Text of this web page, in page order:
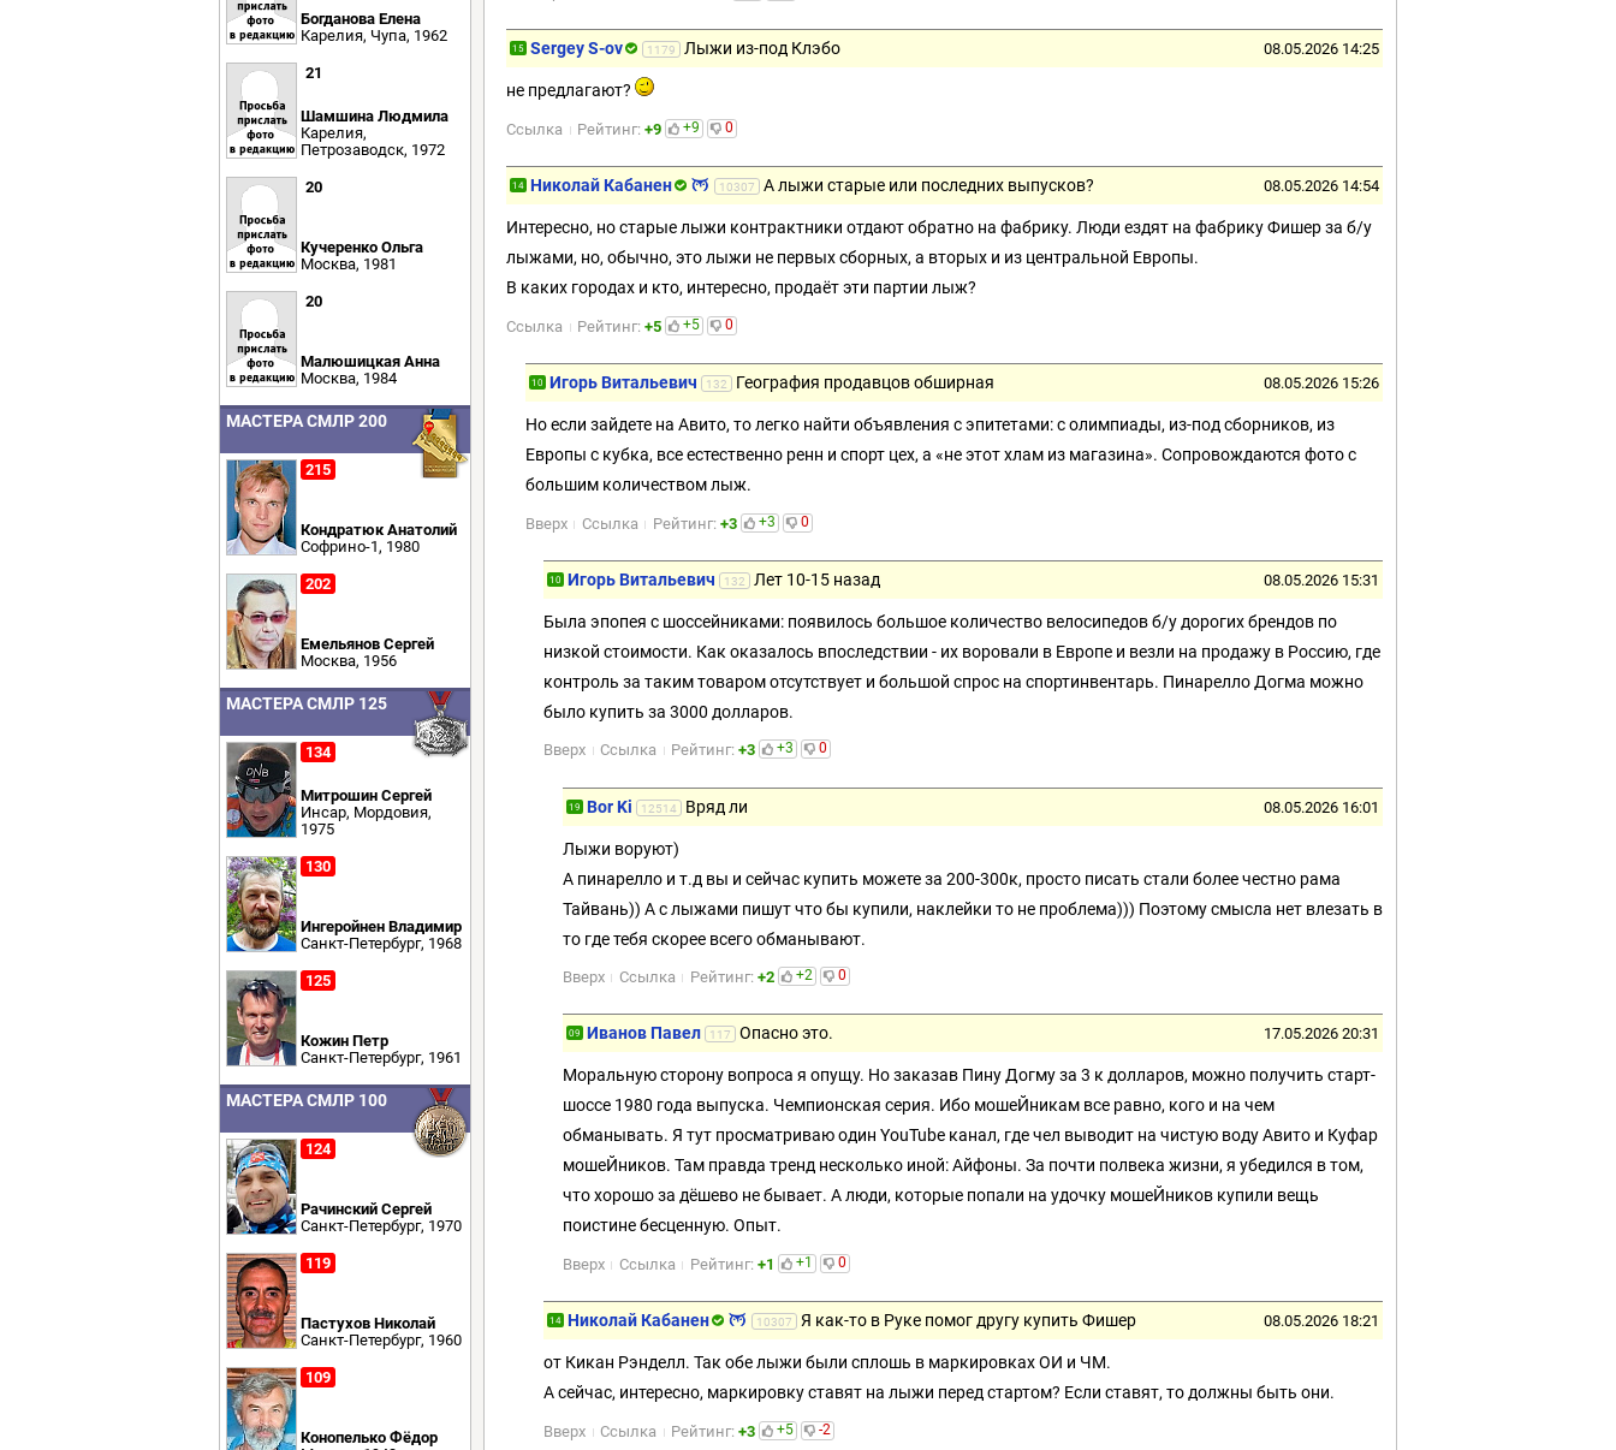
Богданова Елена
Карелия, Чупа, 1962
21
Шамшина Людмила
Карелия,
Петрозаводск, 1972
20
Кучеренко Ольга
Москва, 1981
20
Малюшицкая Анна
Москва, 1984
МАСТЕРА СМЛР 200
215
Кондратюк Анатолий
Софрино-1, 1980
202
Емельянов Сергей
Москва, 1956
МАСТЕРА СМЛР 125
134
Митрошин Сергей
Инсар, Мордовия,
1975
130
Ингеройнен Владимир
Санкт-Петербург, 1968
125
Кожин Петр
Санкт-Петербург, 1961
МАСТЕРА СМЛР 100
124
Рачинский Сергей
Санкт-Петербург, 1970
119
Пастухов Николай
Санкт-Петербург, 1960
109
Конопелько Фёдор
15 Sergey S-ov 1179 Лыжи из-под Клэбо 08.05.2026 14:25
не предлагают?
Ссылка Рейтинг:+9 +9 0
14 Николай Кабанен 10307 А лыжи старые или последних выпусков? 08.05.2026 14:54
Интересно, но старые лыжи контрактники отдают обратно на фабрику. Люди ездят на фабрику Фишер за б/у
лыжами, но, обычно, это лыжи не первых сборных, а вторых и из центральной Европы.
В каких городах и кто, интересно, продаёт эти партии лыж?
Ссылка Рейтинг:+5 +5 0
10 Игорь Витальевич 132 География продавцов обширная 08.05.2026 15:26
Но если зайдете на Авито, то легко найти объявления с эпитетами: с олимпиады, из-под сборников, из
Европы с кубка, все естественно ренн и спорт цех, а «не этот хлам из магазина». Сопровождаются фото с
большим количеством лыж.
Вверх Ссылка Рейтинг: +3 +3 0
10 Игорь Витальевич 132 Лет 10-15 назад 08.05.2026 15:31
Была эпопея с шоссейниками: появилось большое количество велосипедов б/у дорогих брендов по
низкой стоимости. Как оказалось впоследствии - их воровали в Европе и везли на продажу в Россию, где
контроль за таким товаром отсутствует и большой спрос на спортинвентарь. Пинарелло Догма можно
было купить за 3000 долларов.
Вверх Ссылка Рейтинг:+3 +3 0
19 Bor Ki 12514 Вряд ли 08.05.2026 16:01
Лыжи воруют)
А пинарелло и т.д вы и сейчас купить можете за 200-300к, просто писать стали более честно рама
Тайвань)) А с лыжами пишут что бы купили, наклейки то не проблема))) Поэтому смысла нет влезать в
то где тебя скорее всего обманывают.
Вверх Ссылка Рейтинг: +2 +2 0
09 Иванов Павел 117 Опасно это. 17.05.2026 20:31
Моральную сторону вопроса я опущу. Но заказав Пину Догму за 3 к долларов, можно получить старт-
шоссе 1980 года выпуска. Чемпионская серия. Ибо мошеЙникам все равно, кого и на чем
обманывать. Я тут просматриваю один YouTube канал, где чел выводит на чистую воду Авито и Куфар
мошеЙников. Там правда тренд несколько иной: Айфоны. За почти полвека жизни, я убедился в том,
что хорошо за дёшево не бывает. А люди, которые попали на удочку мошеЙников купили вещь
поистине бесценную. Опыт.
Вверх Ссылка Рейтинг: +1 +1 0
14 Николай Кабанен 10307 Я как-то в Руке помог другу купить Фишер 08.05.2026 18:21
от Кикан Рэнделл. Так обе лыжи были сплошь в маркировках ОИ и ЧМ.
А сейчас, интересно, маркировку ставят на лыжи перед стартом? Если ставят, то должны быть они.
Вверх Ссылка Рейтинг:+3 +5 -2